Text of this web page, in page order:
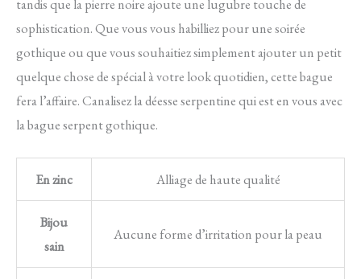
tandis que la pierre noire ajoute une lugubre touche de
sophistication. Que vous vous habilliez pour une soirée
gothique ou que vous souhaitiez simplement ajouter un petit
quelque chose de spécial à votre look quotidien, cette bague
fera l’affaire. Canalisez la déesse serpentine qui est en vous avec
la bague serpent gothique.
En zinc Alliage de haute qualité
Bijou
sain
Aucune forme d’irritation pour la peau